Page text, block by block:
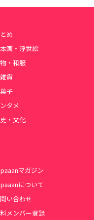
め
画・浮世絵
・和服
貨
子
タメ
・文化
マガジン
について
い合わせ
メンバー登録